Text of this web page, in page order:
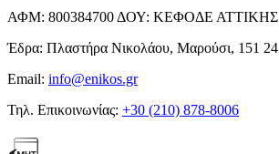
ΑΦΜ: 800384700 ΔΟΥ: ΚΕΦΟΔΕ ΑΤΤΙΚΗΣ
Έδρα: Πλαστήρα Νικολάου, Μαρούσι, 151 24
Email: info@enikos.gr
Τηλ. Επικοινωνίας: +30 (210) 878-8006